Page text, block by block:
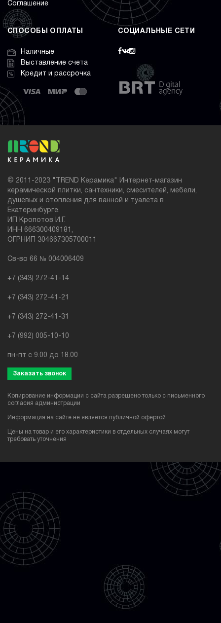
Соглашение
СПОСОБЫ ОПЛАТЫ
Наличные
Выставление счета
Кредит и рассрочка
СОЦИАЛЬНЫЕ СЕТИ
© 2011-2023 "TREND Керамика" Интернет-магазин
керамической плитки, сантехники, смесителей, мебели,
душевых и отопления для ванной и туалета в
Екатеринбурге.
ИП Кропотов И.Г.
ИНН 666300409181,
ОГРНИП 304667305700011
Св-во 66 № 004006409
+7 (343) 272-41-14
+7 (343) 272-41-21
+7 (343) 272-41-31
+7 (992) 005-10-10
пн-пт с 9.00 до 18.00
Заказать звонок
Копирование информации с сайта разрешено только с письменного
согласия администрации
Информация на сайте не является публичной офертой
Цены на товар и его характеристики в отдельных случаях могут
требовать уточнения